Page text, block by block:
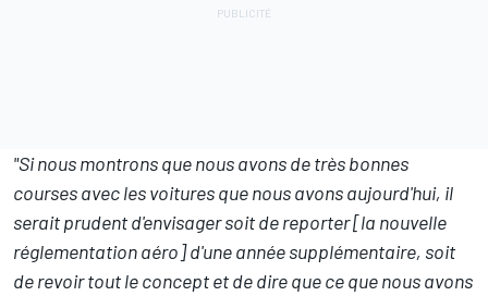
"Si nous montrons que nous avons de très bonnes
courses avec les voitures que nous avons aujourd'hui, il
serait prudent d'envisager soit de reporter [la nouvelle
réglementation aéro] d'une année supplémentaire, soit
de revoir tout le concept et de dire que ce que nous avons